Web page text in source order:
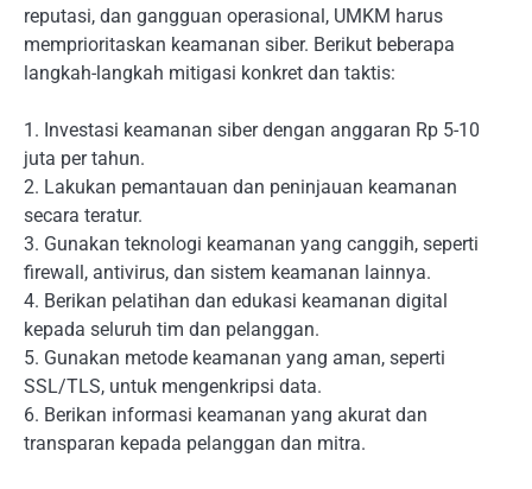
reputasi, dan gangguan operasional, UMKM harus
memprioritaskan keamanan siber. Berikut beberapa
langkah-langkah mitigasi konkret dan taktis:
1. Investasi keamanan siber dengan anggaran Rp 5-10
juta per tahun.
2. Lakukan pemantauan dan peninjauan keamanan
secara teratur.
3. Gunakan teknologi keamanan yang canggih, seperti
firewall, antivirus, dan sistem keamanan lainnya.
4. Berikan pelatihan dan edukasi keamanan digital
kepada seluruh tim dan pelanggan.
5. Gunakan metode keamanan yang aman, seperti
SSL/TLS, untuk mengenkripsi data.
6. Berikan informasi keamanan yang akurat dan
transparan kepada pelanggan dan mitra.